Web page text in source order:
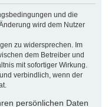
und die
wird dem Nutzer
zu widersprechen. Im
dem Betreiber und
mit sofortiger Wirkung.
verbindlich, wenn der
persönlichen Daten